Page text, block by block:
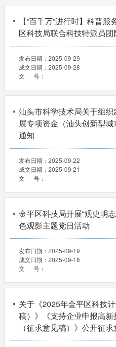
【“百千万”进行时】科普
区科技局联合科技特派员
发布日期： 2025-09-29
成文日期： 2025-09-28
文 号：
汕头市科学技术局关于组
展专项资金（汕头创新型
通知
发布日期： 2025-09-22
成文日期： 2025-09-21
文 号：
金平区科技局开展“观史明
色观影主题党日活动
发布日期： 2025-09-19
成文日期： 2025-09-18
文 号：
关于《2025年金平区科技
稿）》《支持企业申报高
（征求意见稿）》公开征